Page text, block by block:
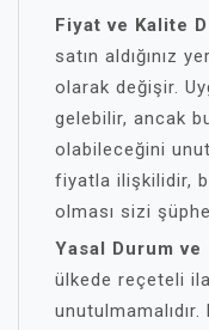
Fiyat ve Kalite
satın aldığınız
olarak değişir.
gelebilir, ancak
olabileceğini
fiyatla ilişkilidir,
olması sizi
Yasal Durum ve
ülkede reçeteli